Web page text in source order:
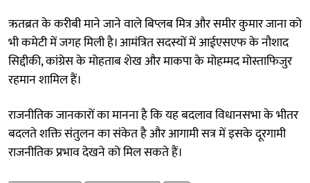
ऋतब्रत के करीबी माने जाने वाले बिप्लब मित्र और समीर कुमार जाना को
भी कमेटी में जगह मिली है। आमंत्रित सदस्यों में आईएसएफ के नौशाद
सिद्दीकी, कांग्रेस के मोहताब शेख और माकपा के मोहम्मद मोस्ताफिजुर
रहमान शामिल हैं।
राजनीतिक जानकारों का मानना है कि यह बदलाव विधानसभा के भीतर
बदलते शक्ति संतुलन का संकेत है और आगामी सत्र में इसके दूरगामी
राजनीतिक प्रभाव देखने को मिल सकते हैं।